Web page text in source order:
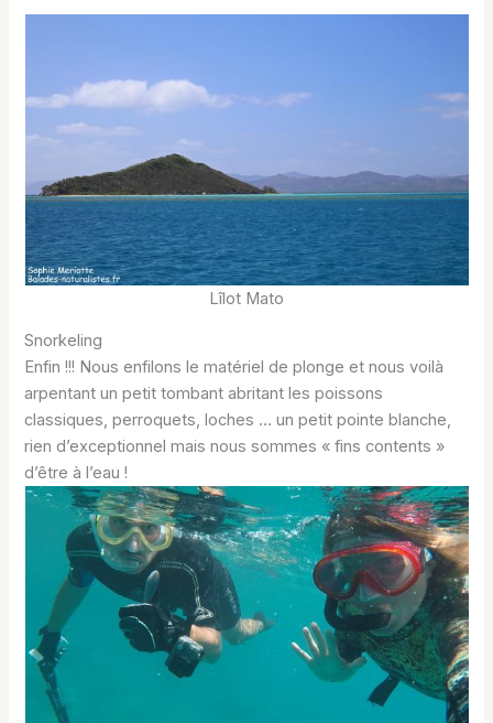
Lîlot Mato
Snorkeling
Enfin !!! Nous enfilons le matériel de plonge et nous voilà
arpentant un petit tombant abritant les poissons
classiques, perroquets, loches … un petit pointe blanche,
rien d’exceptionnel mais nous sommes « fins contents »
d’être à l’eau !